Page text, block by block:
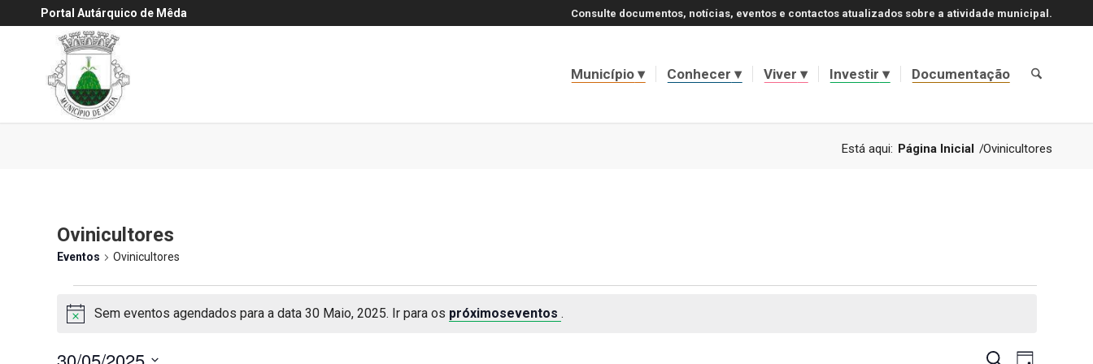
Portal Autárquico de Mêda Consulte documentos, notícias, eventos e contactos atualizados sobre a atividade municipal.
Município Conhecer Viver Investir Documentação
Está aqui: Página Inicial /Ovinicultores
Ovinicultores
Eventos Ovinicultores
Eventos
for
AvisoSem eventos agendados para a data 30 Maio, 2025. Ir para os próximoseventos .
PesquisarNavegação